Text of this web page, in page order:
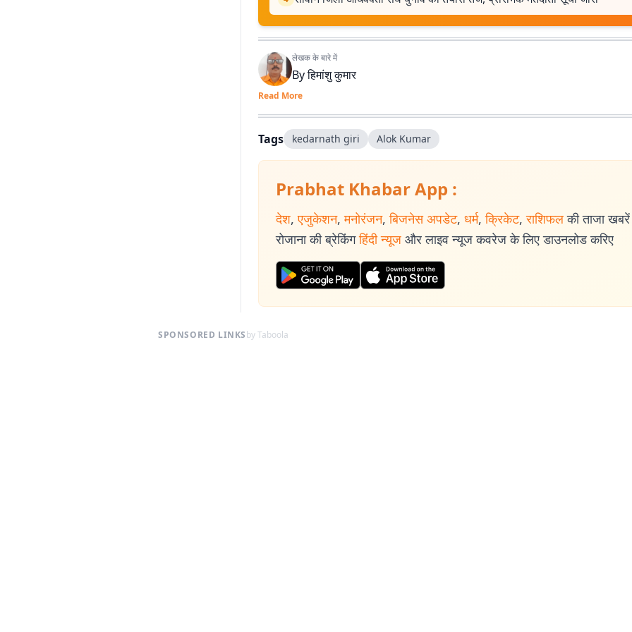
लेखक के बारे में
Byहिमांशु कुमार
Read More
Tags kedarnath giri Alok Kumar
Prabhat Khabar App :
देश, एजुकेशन, मनोरंजन, बिजनेस अपडेट, धर्म, क्रिकेट, राशिफल की ताजा
रोजाना की ब्रेकिंग हिंदी न्यूज और लाइव न्यूज कवरेज के लिए डाउनलोड करिए
SPONSORED LINKSby Taboola